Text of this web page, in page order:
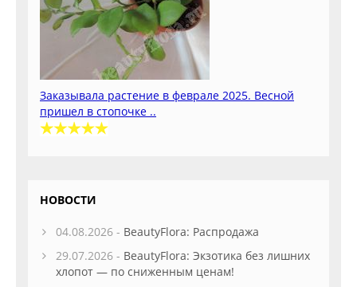
Заказывала растение в феврале 2025. Весной
пришел в стопочке ..
НОВОСТИ
04.08.2026 - BeautyFlora: Распродажа
29.07.2026 - BeautyFlora: Экзотика без лишних
хлопот — по сниженным ценам!